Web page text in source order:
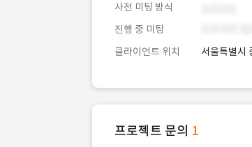
사전 미팅 방식
진행 중 미팅
클라이언트 위치
서울특별시
프로젝트 문의 1